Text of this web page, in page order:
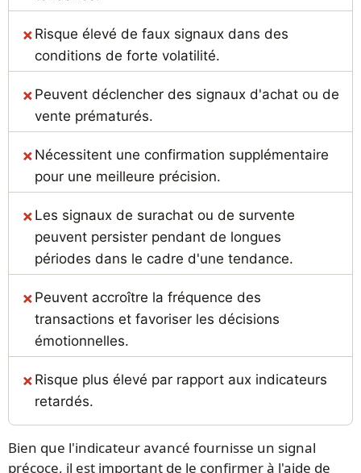
Risque élevé de faux signaux dans des
conditions de forte volatilité.
Peuvent déclencher des signaux d'achat ou de
vente prématurés.
Nécessitent une confirmation supplémentaire
pour une meilleure précision.
Les signaux de surachat ou de survente
peuvent persister pendant de longues
périodes dans le cadre d'une tendance.
Peuvent accroître la fréquence des
transactions et favoriser les décisions
émotionnelles.
Risque plus élevé par rapport aux indicateurs
retardés.
Bien que l'indicateur avancé fournisse un signal
précoce, il est important de le confirmer à l'aide de